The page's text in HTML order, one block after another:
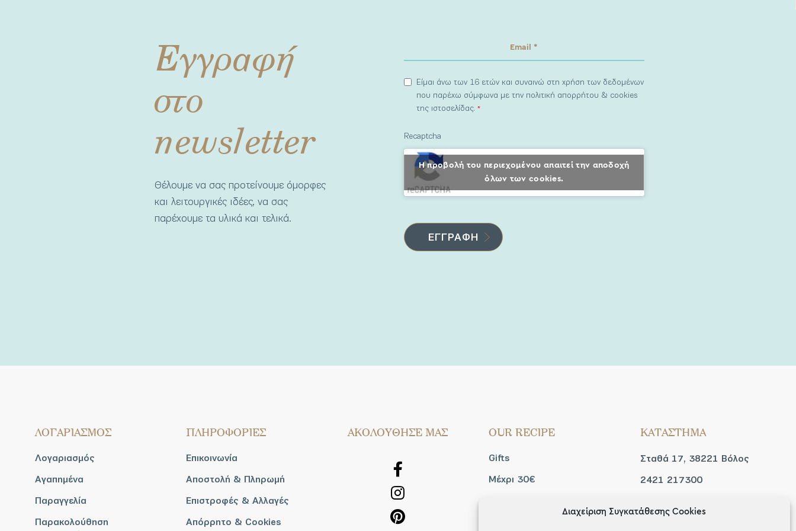
Διαχείριση Συγκατάθεσης Cookies
Εγγραφή
στο
newsletter
Θέλουμε να σας προτείνουμε όμορφες
και λειτουργικές ιδέες, να σας
παρέχουμε τα υλικά και τελικά.
Είμαι άνω των 16 ετών και συναινώ στη χρήση των δεδομένων
που παρέχω σύμφωνα με την πολιτική απορρήτου & cookies
της ιστοσελίδας.*
Recaptcha
Η προβολή του περιεχομένου απαιτεί την αποδοχή
όλων των cookies.
ΛΟΓΑΡΙΑΣΜΟΣ
Λογαριασμός
Αγαπημένα
Παραγγελία
Παρακολούθηση
ΠΛΗΡΟΦΟΡΙΕΣ
Επικοινωνία
Αποστολή & Πληρωμή
Επιστροφές & Αλλαγές
Απόρρητο & Cookies
AΚΟΛΟΥΘΗΣΕ ΜΑΣ OUR RECIPE
Gifts
Μέχρι 30€
ΚΑΤΑΣΤΗΜΑ
Σταθά 17, 38221 Βόλος
2421 217300